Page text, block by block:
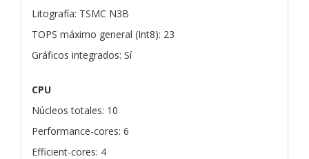
Litografía: TSMC N3B
TOPS máximo general (Int8): 23
Gráficos integrados: Sí
CPU
Núcleos totales: 10
Performance-cores: 6
Efficient-cores: 4